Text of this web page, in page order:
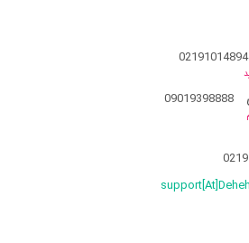
02191014894
09019398888